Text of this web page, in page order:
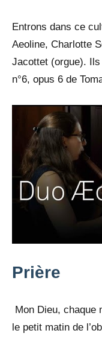
Entrons dans ce
Aeoline, Charlotte
Jacottet (orgue).
n°6, opus 6 de
Prière
Mon Dieu, chaque
le petit matin de